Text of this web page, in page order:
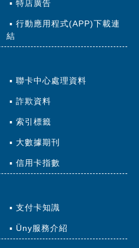
特店廣告
行動應用程式(APP)下載連
結
聯卡中心處理資料
詐欺資料
索引標籤
大數據期刊
信用卡指數
支付卡知識
Üny服務介紹